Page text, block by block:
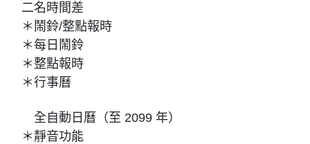
二名時間差
＊鬧鈴/整點報時
＊每日鬧鈴
＊整點報時
＊行事曆
全自動日曆（至 2099 年）
＊靜音功能